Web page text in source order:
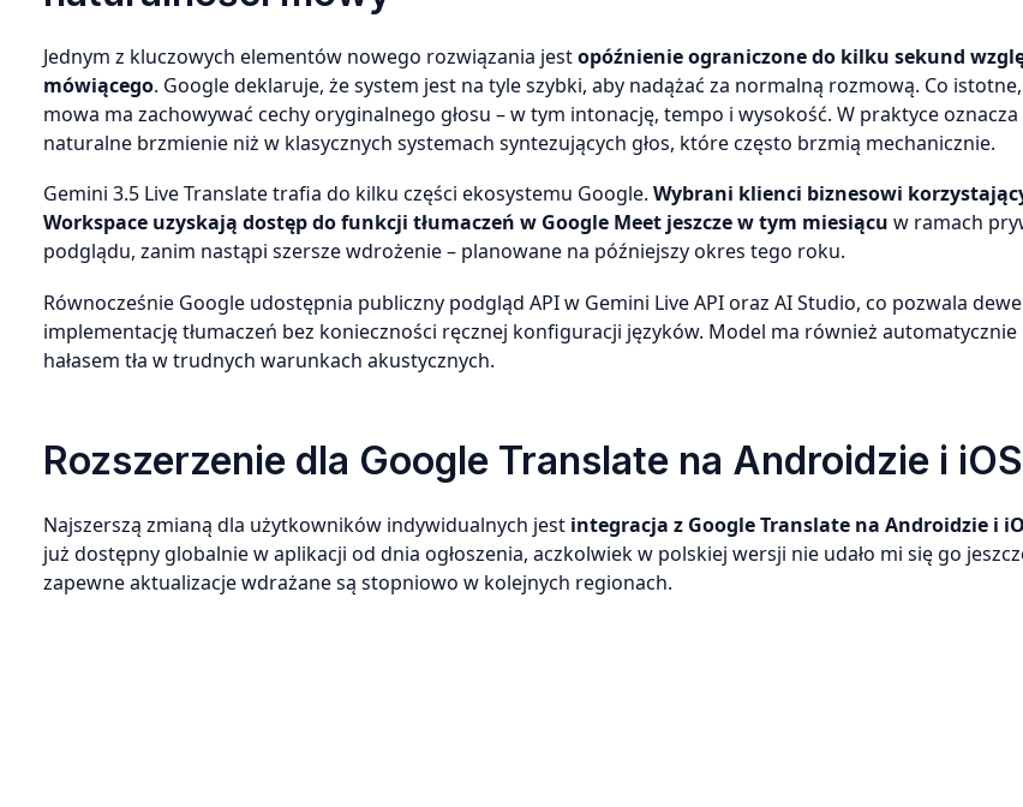
Jednym z kluczowych elementów nowego rozwiązania jestopóźnienie ograniczone do kilku sekund
mówiącego. Google deklaruje, że system jest na tyle szybki, aby nadążać za normalną rozmową. Co
mowa ma zachowywać cechy oryginalnego głosu – w tym intonację, tempo i wysokość. W praktyce
naturalne brzmienie niż w klasycznych systemach syntezujących głos, które często brzmią mechanicznie.
Gemini 3.5 Live Translate trafia do kilku części ekosystemu Google. Wybrani klienci biznesowi
Workspace uzyskają dostęp do funkcji tłumaczeń w Google Meet jeszcze w tym miesiącu w ramach
podglądu, zanim nastąpi szersze wdrożenie – planowane na późniejszy okres tego roku.
Równocześnie Google udostępnia publiczny podgląd API w Gemini Live API oraz AI Studio, co pozwala
implementację tłumaczeń bez konieczności ręcznej konfiguracji języków. Model ma również automatycznie
hałasem tła w trudnych warunkach akustycznych.
Rozszerzenie dla Google Translate na Androidzie i iOS
Najszerszą zmianą dla użytkowników indywidualnych jest integracja z Google Translate na Androidzie i
już dostępny globalnie w aplikacji od dnia ogłoszenia, aczkolwiek w polskiej wersji nie udało mi się go
zapewne aktualizacje wdrażane są stopniowo w kolejnych regionach.